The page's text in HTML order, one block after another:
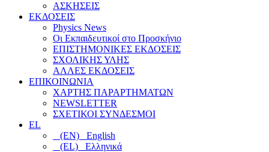
ΑΣΚΗΣΕΙΣ
ΕΚΔΟΣΕΙΣ
Physics News
Οι Εκπαιδευτικοί στο Προσκήνιο
ΕΠΙΣΤΗΜΟΝΙΚΕΣ ΕΚΔΟΣΕΙΣ
ΣΧΟΛΙΚΗΣ ΥΛΗΣ
ΑΛΛΕΣ ΕΚΔΟΣΕΙΣ
ΕΠΙΚΟΙΝΩΝΙΑ
ΧΑΡΤΗΣ ΠΑΡΑΡΤΗΜΑΤΩΝ
NEWSLETTER
ΣΧΕΤΙΚΟΙ ΣΥΝΔΕΣΜΟΙ
EL
(EN) English
(EL) Ελληνικά